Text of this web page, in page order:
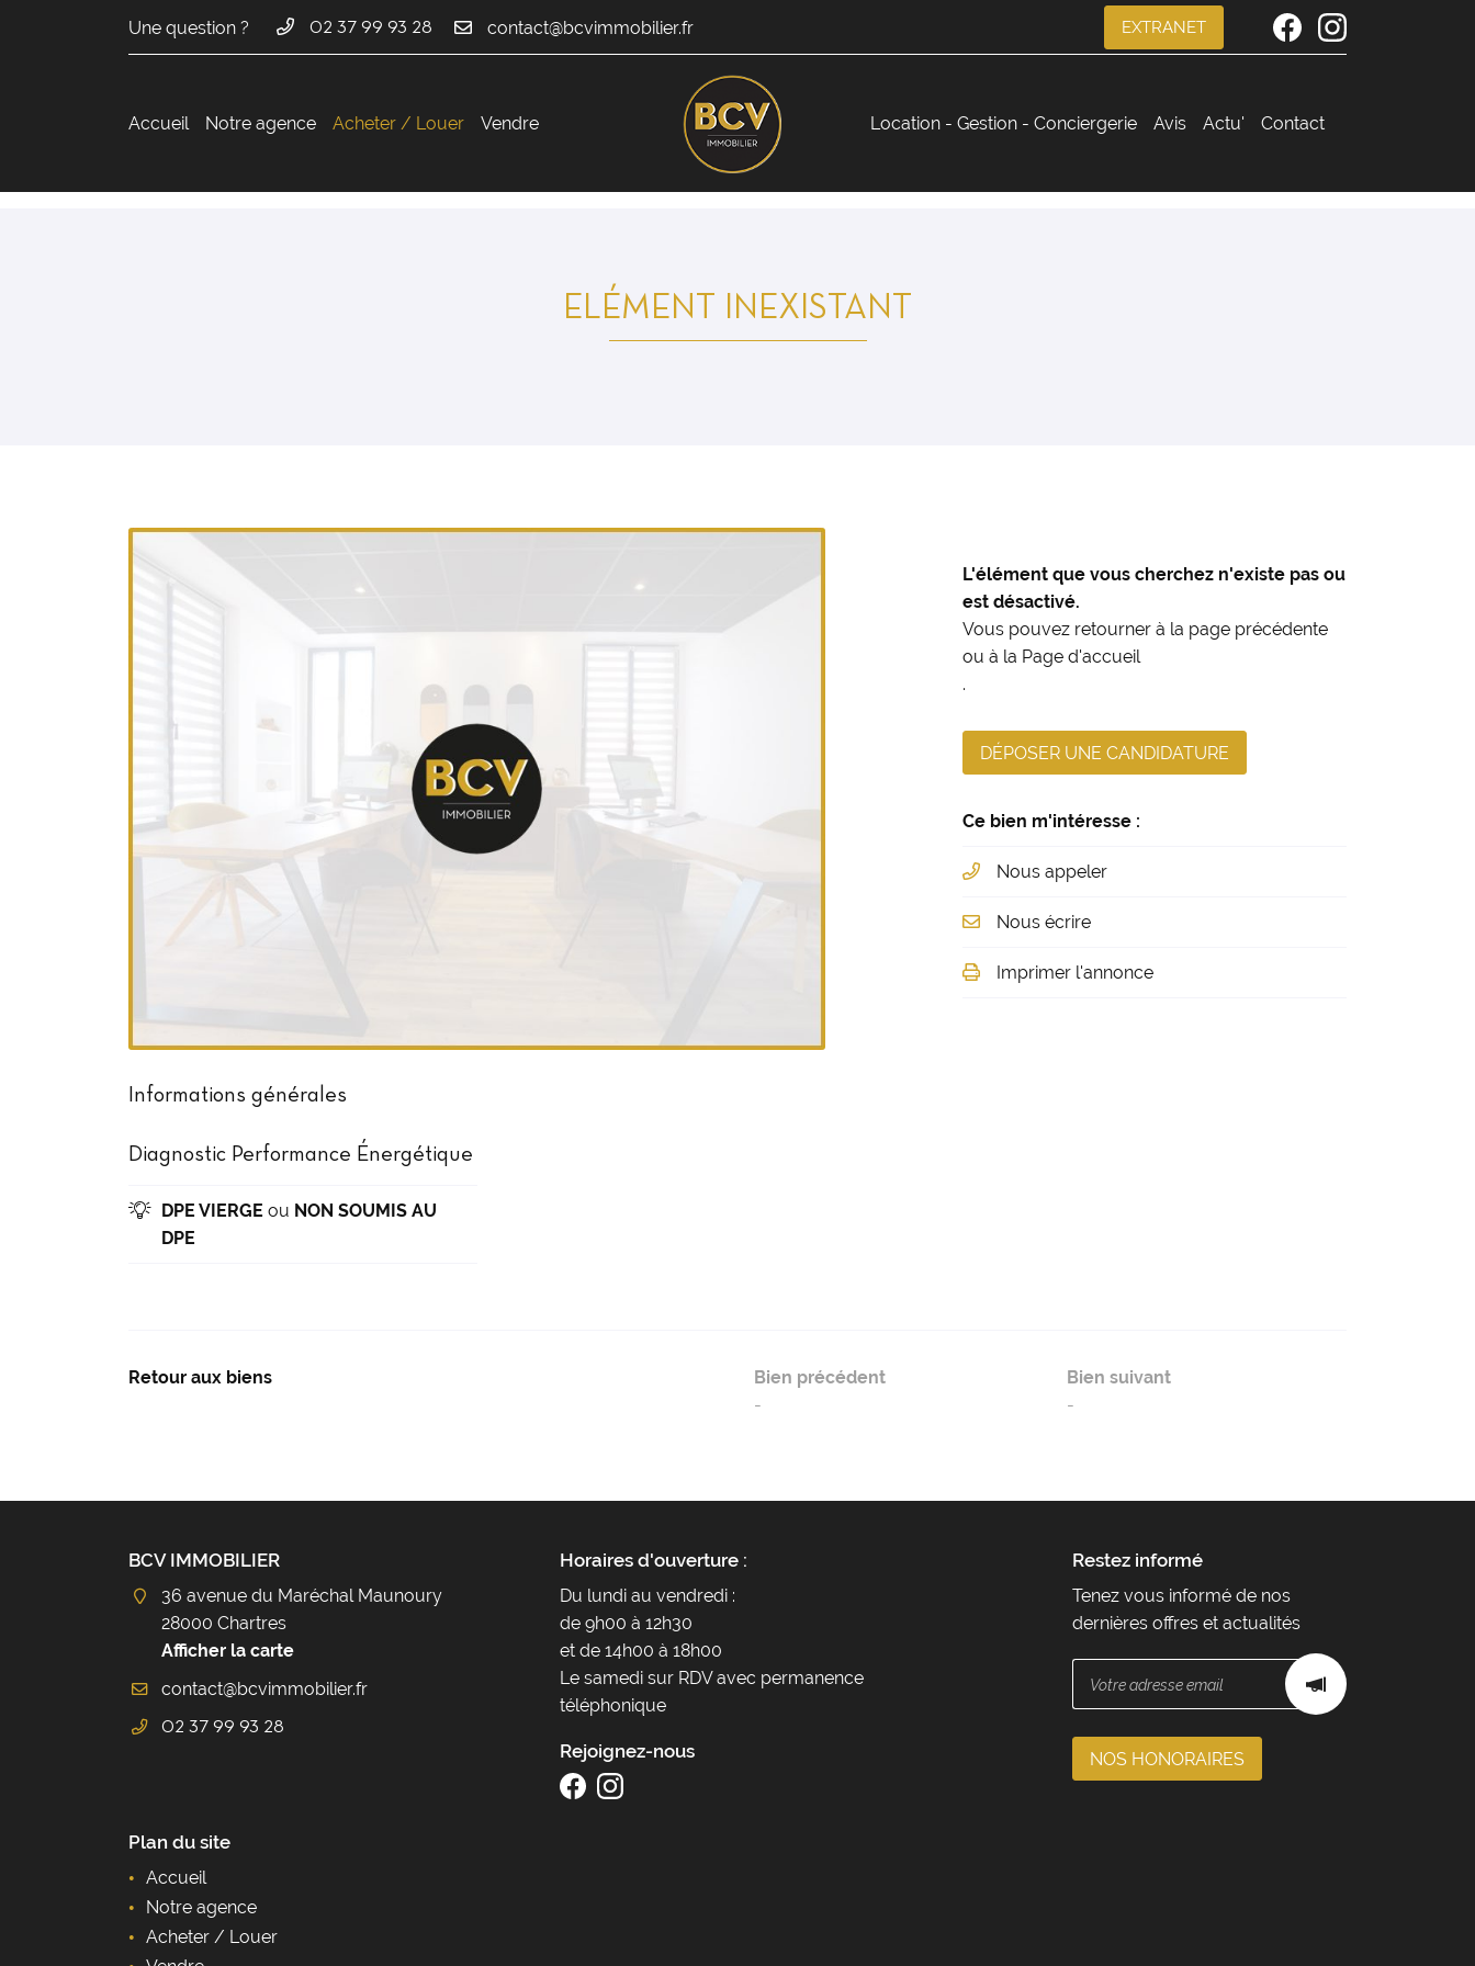
Une question ? 02 37 99 93 28 EXTRANET
Accueil Notre agence Acheter / Louer Vendre Location - Gestion - Conciergerie Avis Actu' Contact
36 avenue du Maréchal Maunoury
INSCRIPTION
ELÉMENT INEXISTANT
L'élément que vous cherchez n'existe pas ou
est désactivé.
Vous pouvez retourner à la page précédente
ou à la Page d'accueil
.
DÉPOSER UNE CANDIDATURE
Ce bien m'intéresse :
Nous appeler
Nous écrire
Imprimer l'annonce
Informations générales
Diagnostic Performance Énergétique
 DPE VIERGE ou NON SOUMIS AU
DPE
Retour aux biens
Bien précédent
-
Bien suivant
-
BCV IMMOBILIER
36 avenue du Maréchal Maunoury
28000 Chartres
Afficher la carte
02 37 99 93 28
Horaires d'ouverture :
Du lundi au vendredi :
de 9h00 à 12h30
et de 14h00 à 18h00
Le samedi sur RDV avec permanence
téléphonique
Rejoignez-nous
Restez informé
Tenez vous informé de nos
dernières offres et actualités
NOS HONORAIRES
Plan du site
Accueil
Notre agence
Acheter / Louer